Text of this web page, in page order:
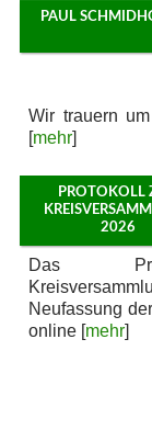
PAUL
Wir trauern
[mehr]
PROTOKOLL
2026
Das
Neufassung
online [mehr]